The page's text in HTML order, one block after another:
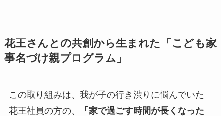
花王さんとの共創から生まれた「こども家
事名づけ親プログラム」
この取り組みは、我が子の行き渋りに悩んでいた
花王社員の方の、
「家で過ごす時間が長くなった